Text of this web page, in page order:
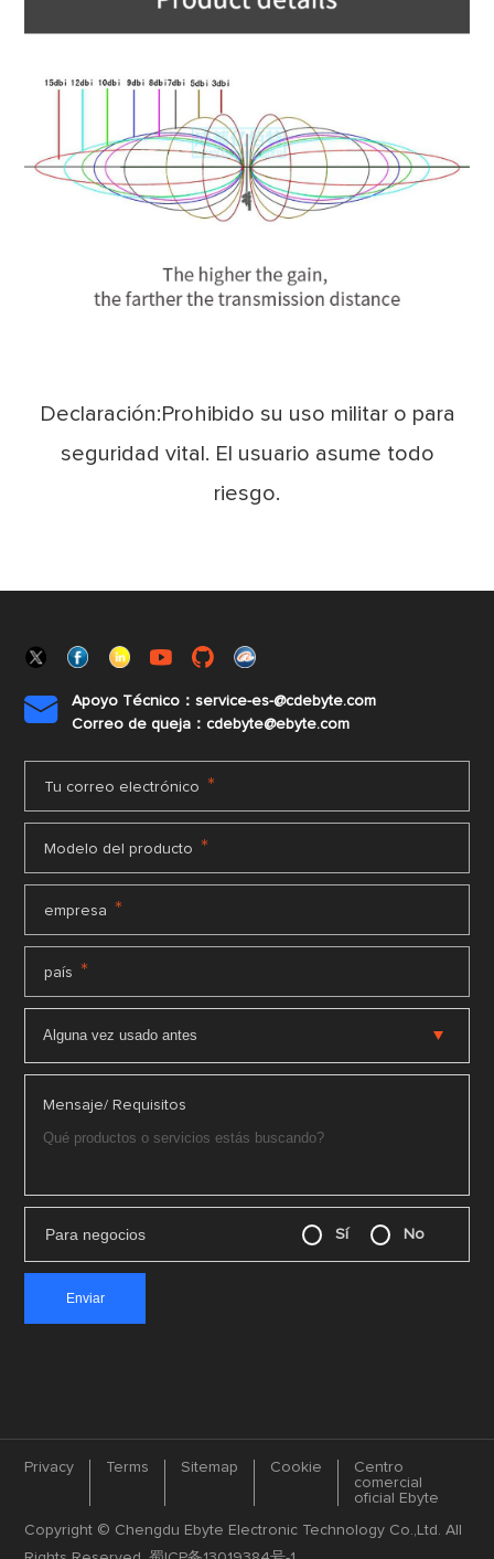
Declaración:Prohibido su uso militar o para
seguridad vital. El usuario asume todo
riesgo.

Apoyo Técnico：service-es-@cdebyte.com
Correo de queja：cdebyte@ebyte.com
Tu correo electrónico *
Modelo del producto *
empresa *
país *
Mensaje/ Requisitos
Para negocios Sí No
Privacy Terms Sitemap Cookie
Centro
comercial
oficial Ebyte
Copyright © Chengdu Ebyte Electronic Technology Co.,Ltd. All